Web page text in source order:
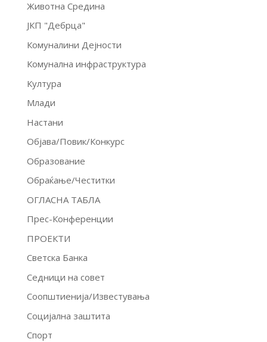
Животна Средина
ЈКП "Дебрца"
Комуналини Дејности
Комунална инфраструктура
Култура
Млади
Настани
Објава/Повик/Конкурс
Образование
Обраќање/Честитки
ОГЛАСНА ТАБЛА
Прес-Конференции
ПРОЕКТИ
Светска Банка
Седници на совет
Соопштиенија/Известувања
Социјална заштита
Спорт